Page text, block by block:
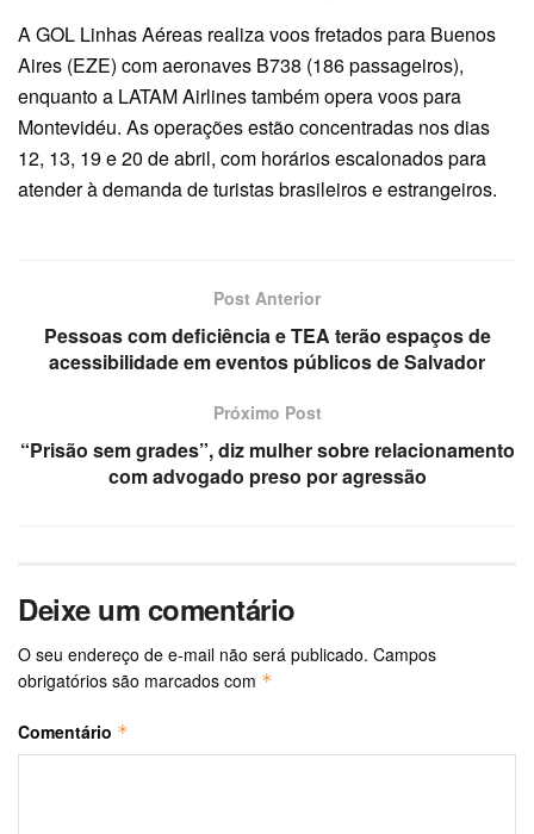
A GOL Linhas Aéreas realiza voos fretados para Buenos
Aires (EZE) com aeronaves B738 (186 passageiros),
enquanto a LATAM Airlines também opera voos para
Montevidéu. As operações estão concentradas nos dias
12, 13, 19 e 20 de abril, com horários escalonados para
atender à demanda de turistas brasileiros e estrangeiros.
Post Anterior
Pessoas com deficiência e TEA terão espaços de
acessibilidade em eventos públicos de Salvador
Próximo Post
“Prisão sem grades”, diz mulher sobre relacionamento
com advogado preso por agressão
Deixe um comentário
O seu endereço de e-mail não será publicado. Campos
obrigatórios são marcados com *
Comentário *